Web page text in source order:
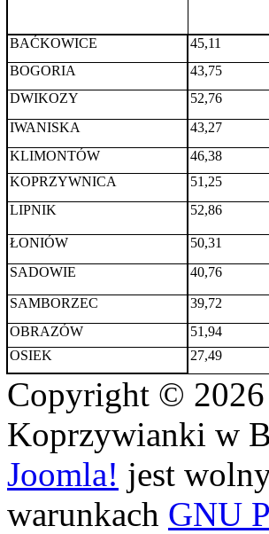
BAĆKOWICE
45,11
BOGORIA
43,75
DWIKOZY
52,76
IWANISKA
43,27
KLIMONTÓW
46,38
KOPRZYWNICA
51,25
LIPNIK
52,86
ŁONIÓW
50,31
SADOWIE
40,76
SAMBORZEC
39,72
OBRAZÓW
51,94
OSIEK
27,49
Copyright ©
Koprzywianki w
Joomla! jest
warunkach GNU